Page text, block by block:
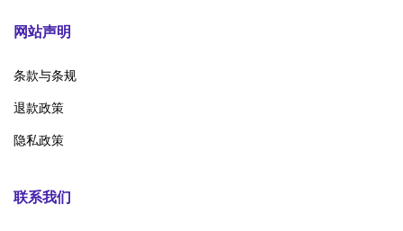
网站声明
条款与条规
退款政策
隐私政策
联系我们